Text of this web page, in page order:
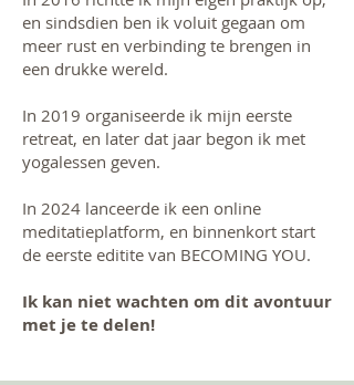
en sindsdien ben ik voluit gegaan om
meer rust en verbinding te brengen in
een drukke wereld.
In 2019 organiseerde ik mijn eerste
retreat, en later dat jaar begon ik met
yogalessen geven.
In 2024 lanceerde ik een online
meditatieplatform, en binnenkort start
de eerste editite van BECOMING YOU.
Ik kan niet wachten om dit avontuur
met je te delen!